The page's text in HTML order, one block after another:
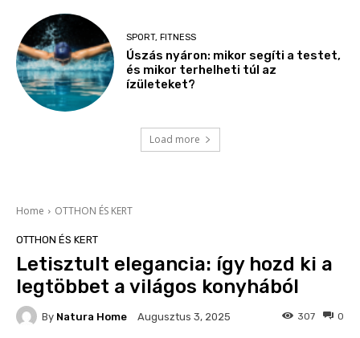
SPORT, FITNESS
Úszás nyáron: mikor segíti a testet,
és mikor terhelheti túl az
ízületeket?
Load more